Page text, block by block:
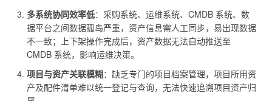
多系统协同效率低：采购系统、运维系统、CMDB 系统、数
据平台之间数据孤岛严重，资产信息需人工同步，易出现数据
不一致；上下架操作完成后，资产数据无法自动推送至
CMDB 系统，影响运维决策。
项目与资产关联模糊：缺乏专门的项目档案管理，项目所用资
产及配件清单难以统一登记与查询，无法快速追溯项目资产归